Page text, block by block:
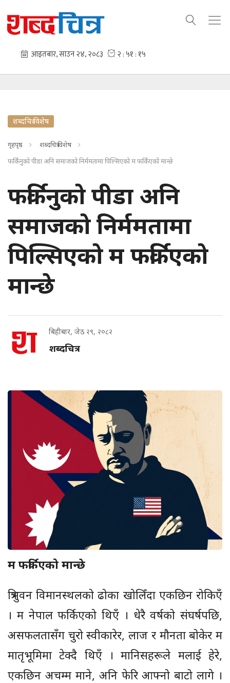
शब्दचित्र विशेष
गृहपृष्ठ
शब्दचित्र विशेष
फर्किनुको पीडा अनि समाजको निर्ममतामा पिल्सिएको म फर्किएको मान्छे
फर्किनुको पीडा अनि
समाजको निर्ममतामा
पिल्सिएको म फर्किएको
मान्छे
बिहीबार, जेठ २९, २०८२
शब्दचित्र
म फर्किएको मान्छे
त्रिभुवन विमानस्थलको ढोका खोलिँदा एकछिन रोकिएँ
। म नेपाल फर्किएको थिएँ । धेरै वर्षको संघर्षपछि,
असफलतासँग चुरो स्वीकारेर, लाज र मौनता बोकेर म
मातृभूमिमा टेक्दै थिएँ । मानिसहरूले मलाई हेरे,
एकछिन अचम्म माने, अनि फेरि आफ्नो बाटो लागे ।